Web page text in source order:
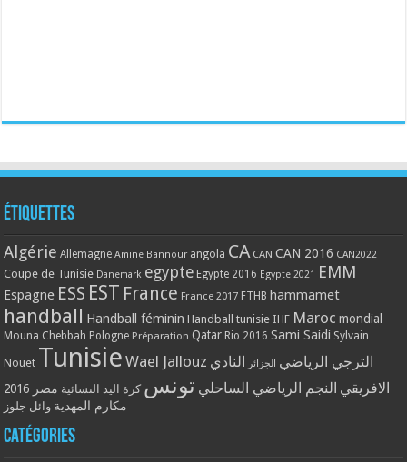
Étiquettes
Algérie Allemagne Amine Bannour angola CA CAN CAN 2016 CAN2022
Coupe de Tunisie Danemark egypte Egypte 2016 Egypte 2021 EMM
Espagne ESS EST France France 2017 FTHB hammamet
handball Handball féminin Handball tunisie IHF Maroc mondial
Mouna Chebbah Pologne Préparation Qatar Rio 2016 Sami Saidi Sylvain
Nouet Tunisie Wael Jallouz الترجي الرياضي الجزائر
النادي
الافريقي النجم الرياضي الساحلي تونس كرة اليد النسائية مصر 2016
مكارم المهدية وائل جلوز
Catégories